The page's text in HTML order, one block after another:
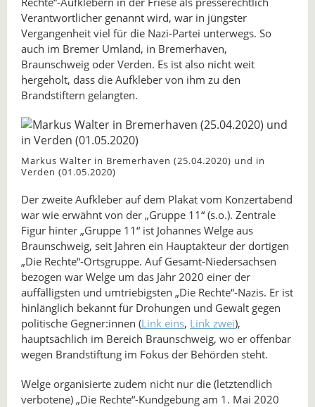
Verantwortlicher genannt wird, war in jüngster
Vergangenheit viel für die Nazi-Partei unterwegs. So
auch im Bremer Umland, in Bremerhaven,
Braunschweig oder Verden. Es ist also nicht weit
hergeholt, dass die Aufkleber von ihm zu den
Brandstiftern gelangten.
Markus Walter in Bremerhaven (25.04.2020) und in
Verden (01.05.2020)
Der zweite Aufkleber auf dem Plakat vom Konzertabend
war wie erwähnt von der „Gruppe 11“ (s.o.). Zentrale
Figur hinter „Gruppe 11“ ist Johannes Welge aus
Braunschweig, seit Jahren ein Hauptakteur der dortigen
„Die Rechte“-Ortsgruppe. Auf Gesamt-Niedersachsen
bezogen war Welge um das Jahr 2020 einer der
auffälligsten und umtriebigsten „Die Rechte“-Nazis. Er ist
hinlänglich bekannt für Drohungen und Gewalt gegen
politische Gegner:innen (Link eins, Link zwei),
hauptsächlich im Bereich Braunschweig, wo er offenbar
wegen Brandstiftung im Fokus der Behörden steht.
Welge organisierte zudem nicht nur die (letztendlich
verbotene) „Die Rechte“-Kundgebung am 1. Mai 2020